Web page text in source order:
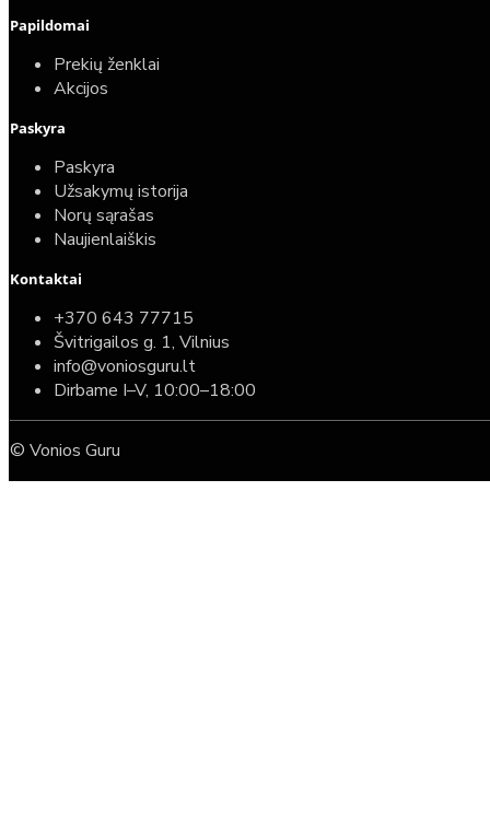
Papildomai
Prekių ženklai
Akcijos
Paskyra
Paskyra
Užsakymų istorija
Norų sąrašas
Naujienlaiškis
Kontaktai
+370 643 77715
Švitrigailos g. 1, Vilnius
info@voniosguru.lt
Dirbame I–V, 10:00–18:00
© Vonios Guru